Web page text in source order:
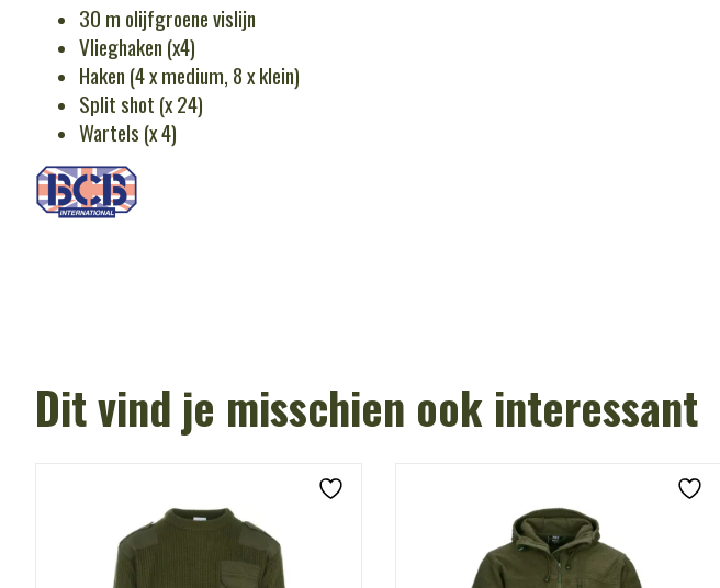
30 m olijfgroene vislijn
Vlieghaken (x4)
Haken (4 x medium, 8 x klein)
Split shot (x 24)
Wartels (x 4)
Dit vind je misschien ook interessant